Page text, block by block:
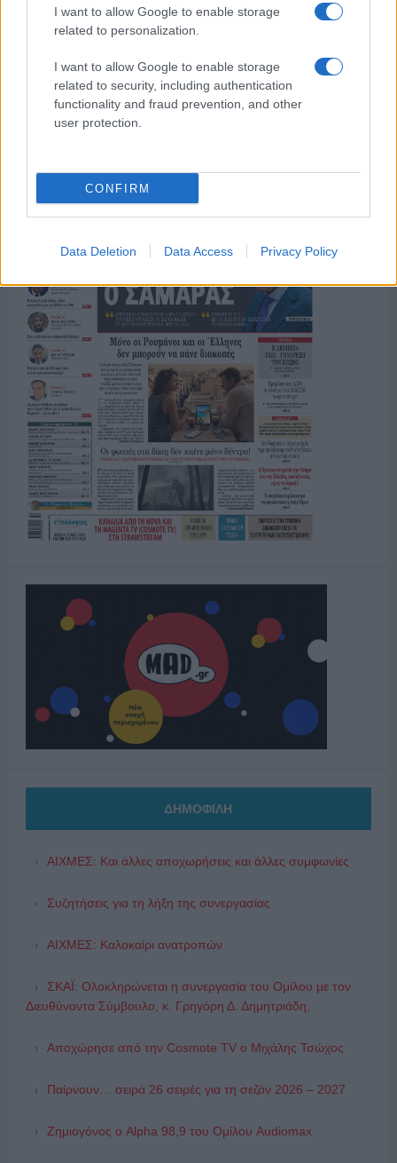
I want to allow Google to enable storage
related to personalization.
I want to allow Google to enable storage
related to security, including authentication
functionality and fraud prevention, and other
user protection.
CONFIRM
Data Deletion Data Access Privacy Policy
ΔΗΜΟΦΙΛΗ
ΑΙΧΜΕΣ: Και άλλες αποχωρήσεις και άλλες συμφωνίες
Συζητήσεις για τη λήξη της συνεργασίας
ΑΙΧΜΕΣ: Καλοκαίρι ανατροπών
ΣΚΑΪ: Ολοκληρώνεται η συνεργασία του Ομίλου με τον
Διευθύνοντα Σύμβουλο, κ. Γρηγόρη Δ. Δημητριάδη,
Αποχώρησε από την Cosmote TV o Μιχάλης Τσώχος
Παίρνουν… σειρά 26 σειρές για τη σεζόν 2026 – 2027
Ζημιογόνος ο Alpha 98,9 του Ομίλου Audiomax